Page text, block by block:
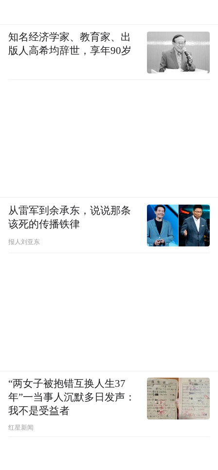
知名经济学家、教育家、出
版人高希均辞世，享年90岁
从雷军到余承东，说说那条
该死的传播铁律
报人刘亚东
“两女子被抱错互换人生37
年”一当事人沉默多日发声：
我不是受益者
红星新闻